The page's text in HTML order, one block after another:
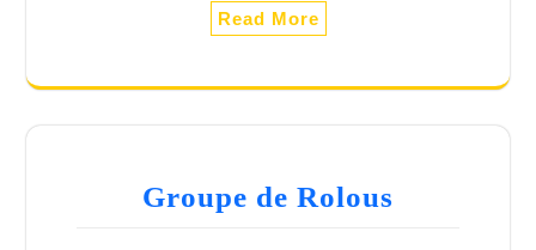
Read More
Groupe de Rolous